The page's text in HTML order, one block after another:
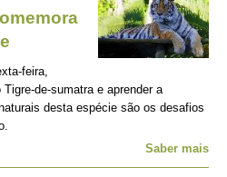
feira,
de-sumatra e aprender a
desta espécie são os desafios
Saber mais